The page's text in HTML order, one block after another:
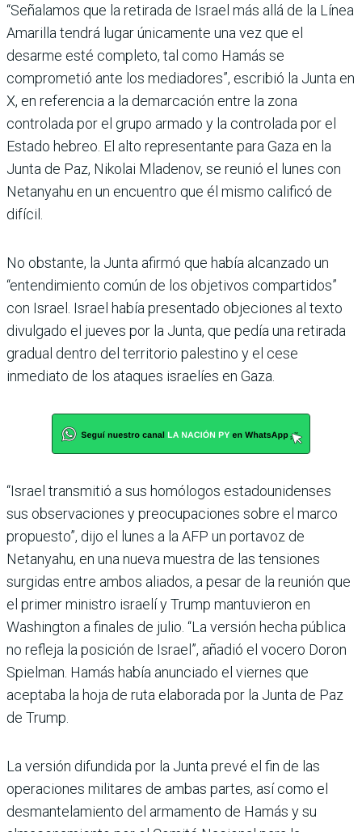
“Señalamos que la retirada de Israel más allá de la Línea
Amarilla tendrá lugar únicamente una vez que el
desarme esté completo, tal como Hamás se
comprometió ante los mediadores”, escribió la Junta en
X, en referencia a la demarcación entre la zona
controlada por el grupo armado y la controlada por el
Estado hebreo. El alto representante para Gaza en la
Junta de Paz, Nikolai Mladenov, se reunió el lunes con
Netanyahu en un encuentro que él mismo calificó de
difícil.
No obstante, la Junta afirmó que había alcanzado un
“entendimiento común de los objetivos compartidos”
con Israel. Israel había presentado objeciones al texto
divulgado el jueves por la Junta, que pedía una retirada
gradual dentro del territorio palestino y el cese
inmediato de los ataques israelíes en Gaza.
“Israel transmitió a sus homólogos estadounidenses
sus observaciones y preocupaciones sobre el marco
propuesto”, dijo el lunes a la AFP un portavoz de
Netanyahu, en una nueva muestra de las tensiones
surgidas entre ambos aliados, a pesar de la reunión que
el primer ministro israelí y Trump mantuvieron en
Washington a finales de julio. “La versión hecha pública
no refleja la posición de Israel”, añadió el vocero Doron
Spielman. Hamás había anunciado el viernes que
aceptaba la hoja de ruta elaborada por la Junta de Paz
de Trump.
La versión difundida por la Junta prevé el fin de las
operaciones militares de ambas partes, así como el
desmantelamiento del armamento de Hamás y su